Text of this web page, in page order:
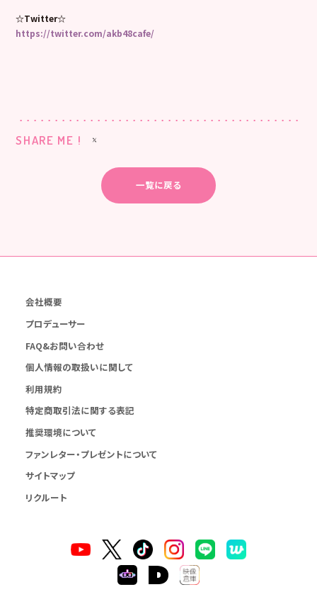
☆Twitter☆
https://twitter.com/akb48cafe/
SHARE ME !
一覧に戻る
会社概要
プロデューサー
FAQ&お問い合わせ
個人情報の取扱いに関して
利用規約
特定商取引法に関する表記
推奨環境について
ファンレター・プレゼントについて
サイトマップ
リクルート